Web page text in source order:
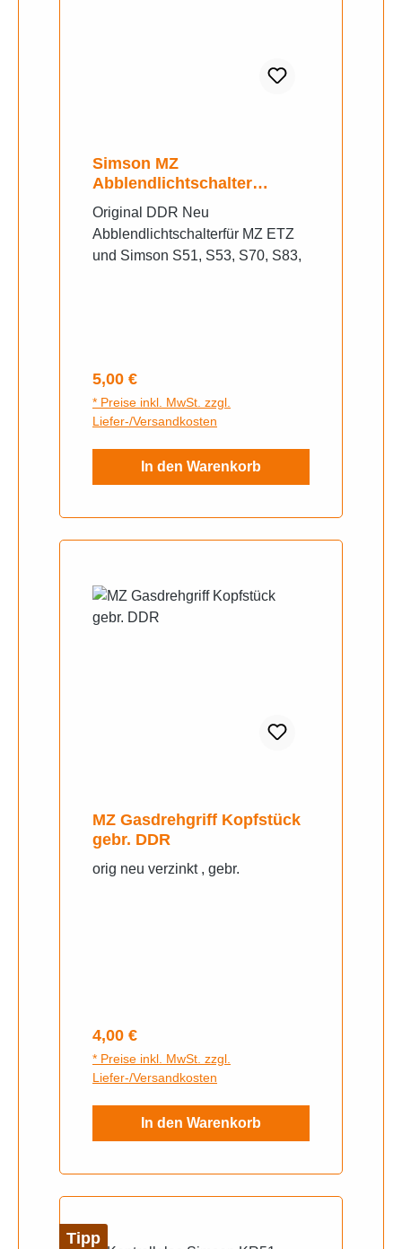
Simson MZ
Abblendlichtschalter
Kombischalter
Original DDR Neu
Abblendlichtschalterfür MZ ETZ
und Simson S51, S53, S70, S83,
Regulärer Preis:
5,00 €
* Preise inkl. MwSt. zzgl.
Liefer-/Versandkosten
In den Warenkorb
MZ Gasdrehgriff Kopfstück
gebr. DDR
orig neu verzinkt , gebr.
Regulärer Preis:
4,00 €
* Preise inkl. MwSt. zzgl.
Liefer-/Versandkosten
In den Warenkorb
Tipp